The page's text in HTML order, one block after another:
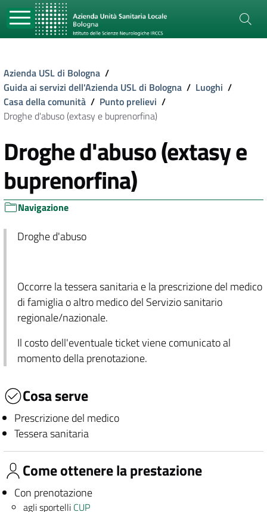
Azienda USL di Bologna /
Guida ai servizi dell'Azienda USL di Bologna / Luoghi /
Casa della comunità / Punto prelievi /
Droghe d'abuso (extasy e buprenorfina)
Droghe d'abuso (extasy e
buprenorfina)
Navigazione
Droghe d'abuso
Occorre la tessera sanitaria e la prescrizione del medico
di famiglia o altro medico del Servizio sanitario
regionale/nazionale.
Il costo dell'eventuale ticket viene comunicato al
momento della prenotazione.
Cosa serve
Prescrizione del medico
Tessera sanitaria
Come ottenere la prestazione
Con prenotazione
agli sportelli CUP